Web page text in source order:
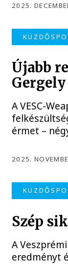
2025.
Újabb
A VESC-
érmet –
2025.
Szép
A
eredményt